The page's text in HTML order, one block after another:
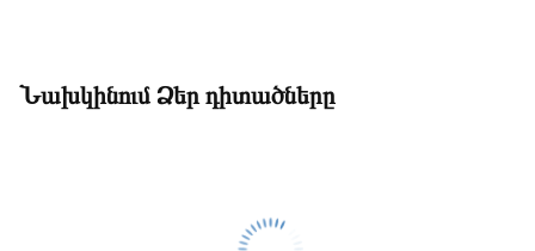
Նախկինում Ձեր դիտածները